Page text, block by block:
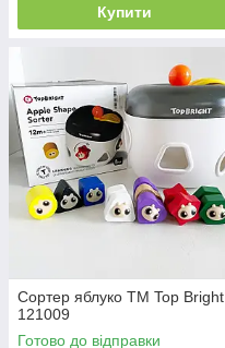
Купити
Сортер яблуко ТМ Top Bright
121009
Готово до відправки